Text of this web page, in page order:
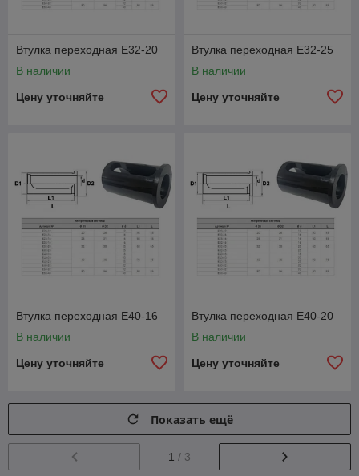
Втулка переходная E32-20
В наличии
Цену уточняйте
Втулка переходная E32-25
В наличии
Цену уточняйте
Втулка переходная E40-16
В наличии
Цену уточняйте
Втулка переходная E40-20
В наличии
Цену уточняйте
Показать ещё
1 / 3